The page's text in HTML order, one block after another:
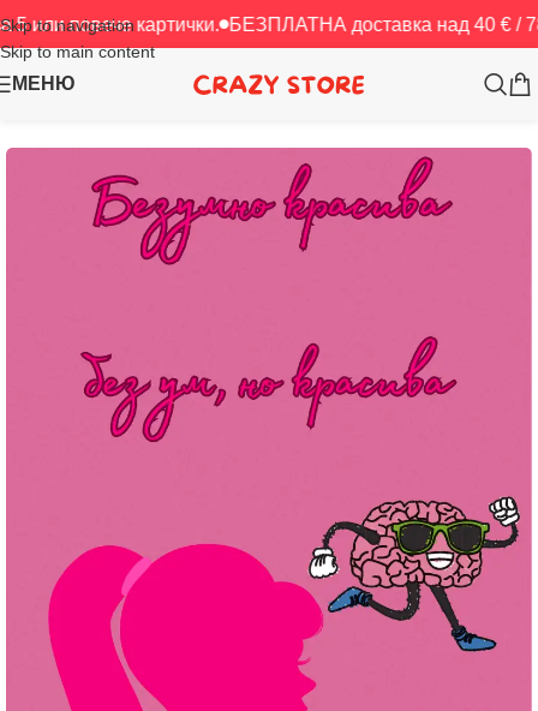
Skip to navigation
Skip to main content
картички. БЕЗПЛАТНА доставка над 40 € / 78.23 лв.
МЕНЮ